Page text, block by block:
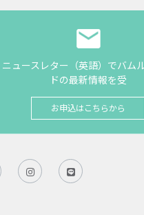
ニュースレター（英語）でバム
ドの最新情報を受
お申込はこちらから